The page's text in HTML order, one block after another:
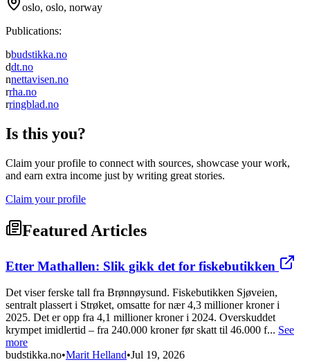
oslo, oslo, norway
Publications:
bbudstikka.no
ddt.no
nnettavisen.no
rrha.no
rringblad.no
Is this you?
Claim your profile to connect with sources, showcase your work,
and earn extra income just by writing great stories.
Claim your profile
Featured Articles
Etter Mathallen: Slik gikk det for fiskebutikken
Det viser ferske tall fra Brønnøysund. Fiskebutikken Sjøveien,
sentralt plassert i Strøket, omsatte for nær 4,3 millioner kroner i
2025. Det er opp fra 4,1 millioner kroner i 2024. Overskuddet
krympet imidlertid – fra 240.000 kroner før skatt til 46.000 f... See
more
budstikka.no•Marit Helland•Jul 19, 2026